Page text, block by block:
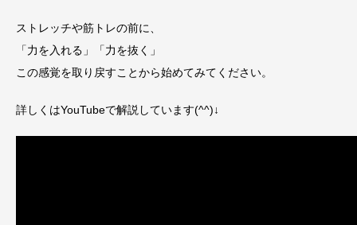
ストレッチや筋トレの前に、
「力を入れる」「力を抜く」
この感覚を取り戻すことから始めてみてください。
詳しくはYouTubeで解説しています(^^)↓